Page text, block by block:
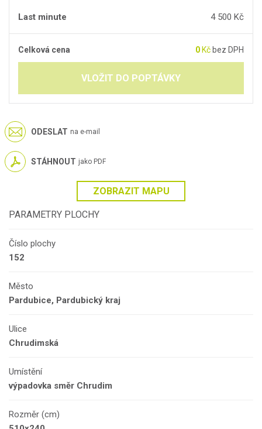
Last minute 4 500 Kč
Celková cena 0 Kč bez DPH
VLOŽIT DO POPTÁVKY
ODESLAT na e-mail
STÁHNOUT jako PDF
ZOBRAZIT MAPU
PARAMETRY PLOCHY
Číslo plochy
152
Město
Pardubice, Pardubický kraj
Ulice
Chrudimská
Umístění
výpadovka směr Chrudim
Rozměr (cm)